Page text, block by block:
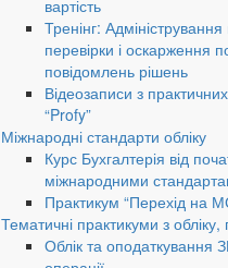
вартість
Тренінг: Адміністрування
перевірки і оскарження
повідомлень рішень
Відеозаписи з
“Profy”
Міжнародні стандарти обліку
Курс Бухгалтерія від
міжнародними
Практикум “Перехід на
Тематичні практикуми з обліку,
Облік та оподаткування